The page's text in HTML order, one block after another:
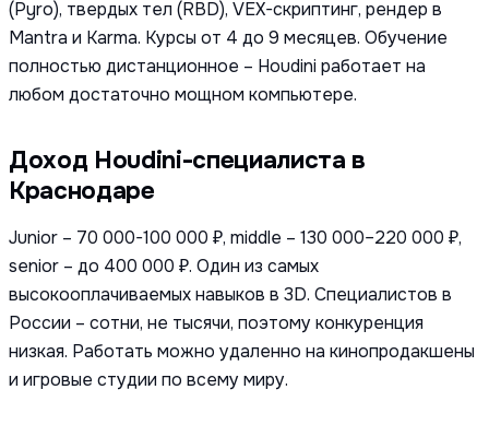
(Pyro), твердых тел (RBD), VEX-скриптинг, рендер в
Mantra и Karma. Курсы от 4 до 9 месяцев. Обучение
полностью дистанционное – Houdini работает на
любом достаточно мощном компьютере.
Доход Houdini-специалиста в
Краснодаре
Junior – 70 000-100 000 ₽, middle – 130 000–220 000 ₽,
senior – до 400 000 ₽. Один из самых
высокооплачиваемых навыков в 3D. Специалистов в
России – сотни, не тысячи, поэтому конкуренция
низкая. Работать можно удаленно на кинопродакшены
и игровые студии по всему миру.